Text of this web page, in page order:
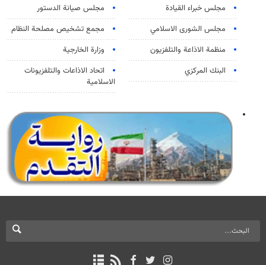
مجلس خبراء القيادة
مجلس صيانة الدستور
مجلس الشورى الاسلامي
مجمع تشخيص مصلحة النظام
منظمة الاذاعة والتلفزیون
وزارة الخارجية
البنك المركزي
اتحاد الاذاعات والتلفزيونات
الاسلامية